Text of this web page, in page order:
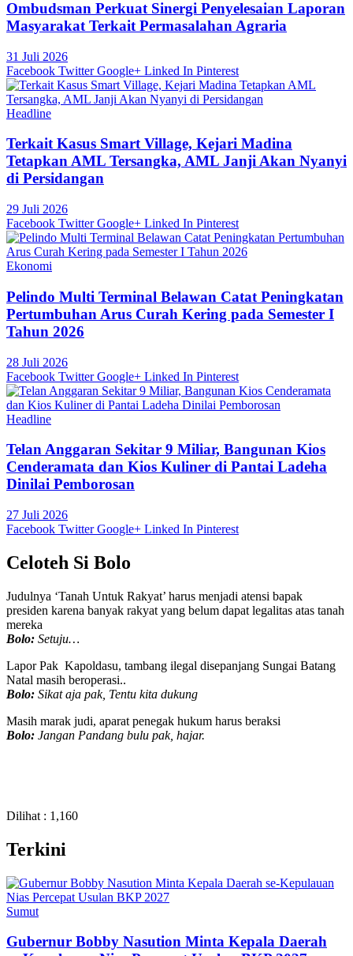
Ombudsman Perkuat Sinergi Penyelesaian Laporan
Masyarakat Terkait Permasalahan Agraria
31 Juli 2026
Facebook Twitter Google+ Linked In Pinterest
Headline
Terkait Kasus Smart Village, Kejari Madina
Tetapkan AML Tersangka, AML Janji Akan Nyanyi
di Persidangan
29 Juli 2026
Facebook Twitter Google+ Linked In Pinterest
Ekonomi
Pelindo Multi Terminal Belawan Catat Peningkatan
Pertumbuhan Arus Curah Kering pada Semester I
Tahun 2026
28 Juli 2026
Facebook Twitter Google+ Linked In Pinterest
Headline
Telan Anggaran Sekitar 9 Miliar, Bangunan Kios
Cenderamata dan Kios Kuliner di Pantai Ladeha
Dinilai Pemborosan
27 Juli 2026
Facebook Twitter Google+ Linked In Pinterest
Celoteh Si Bolo
Judulnya ‘Tanah Untuk Rakyat’ harus menjadi atensi bapak
presiden karena banyak rakyat yang belum dapat legalitas atas tanah
mereka
Bolo: Setuju…
Lapor Pak Kapoldasu, tambang ilegal disepanjang Sungai Batang
Natal masih beroperasi..
Bolo: Sikat aja pak, Tentu kita dukung
Masih marak judi, aparat penegak hukum harus beraksi
Bolo: Jangan Pandang bulu pak, hajar.
Dilihat : 1,160
Terkini
Sumut
Gubernur Bobby Nasution Minta Kepala Daerah